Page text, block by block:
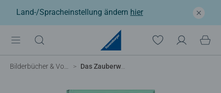
Land-/Spracheinstellung ändern hier
Bilderbücher & Vorlesebücher Das Zauberwort heißt Nein!